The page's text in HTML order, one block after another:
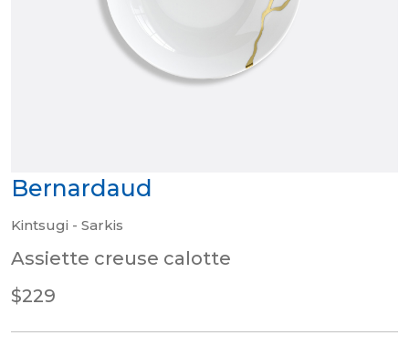
Bernardaud
Kintsugi - Sarkis
Assiette creuse calotte
$229